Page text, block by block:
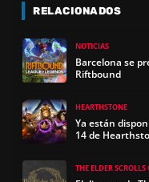
RELACIONADOS
NOTICIAS
Barcelona se
Riftbound
HEARTHSTONE
Ya están
14 de
THE ELDER